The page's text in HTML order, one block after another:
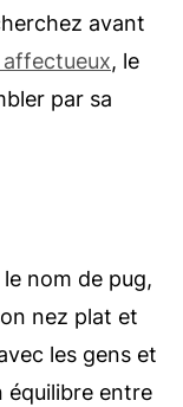
avant
, le
par sa
nom de pug,
nez plat et
les gens et
équilibre entre